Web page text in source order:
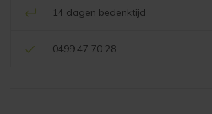
14 dagen bedenktijd
0499 47 70 28